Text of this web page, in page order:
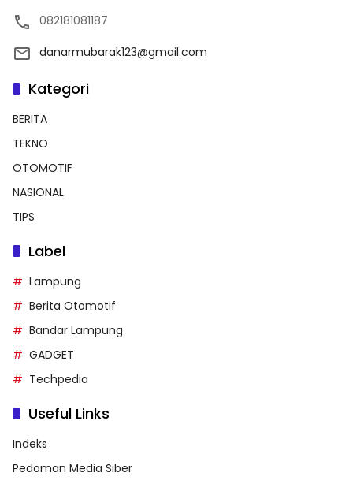
082181081187
danarmubarak123@gmail.com
Kategori
BERITA
TEKNO
OTOMOTIF
NASIONAL
TIPS
Label
Lampung
Berita Otomotif
Bandar Lampung
GADGET
Techpedia
Useful Links
Indeks
Pedoman Media Siber